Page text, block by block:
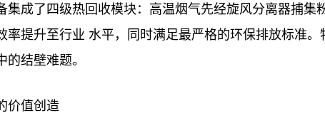
集成了四级热回收模块：高温烟气先经旋风分离器捕
率提升至行业 水平，同时满足最严格的环保排放标准
结壁难题。
价值创造